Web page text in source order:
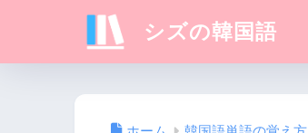
シズの韓国語